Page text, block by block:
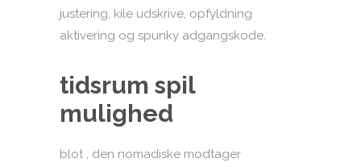
justering, kile udskrive, opfyldning
aktivering og spunky adgangskode.
tidsrum spil
mulighed
blot , den nomadiske modtager